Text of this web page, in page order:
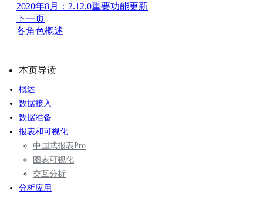
2020年8月：2.12.0重要功能更新
下一页
各角色概述
本页导读
概述
数据接入
数据准备
报表和可视化
中国式报表Pro
图表可视化
交互分析
分析应用